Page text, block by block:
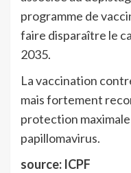
programme de
faire disparaître le
2035.
La vaccination
mais fortement
protection
papillomavirus.
source: ICPF